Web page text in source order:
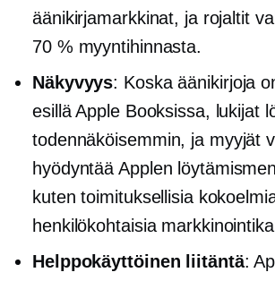
äänikirjamarkkinat, ja rojaltit
70 % myyntihinnasta.
Näkyvyys: Koska äänikirjoja
esillä Apple Booksissa, lukijat
todennäköisemmin, ja myyjät
hyödyntää Applen
kuten toimituksellisia
henkilökohtaisia
Helppokäyttöinen liitäntä: